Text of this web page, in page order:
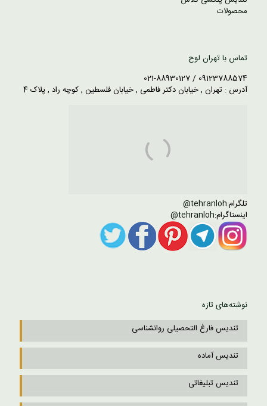
محصولات
تماس با تهران لوح
09123788574 / 021-88930127
آدرس : تهران , خیابان دکتر فاطمی , خیابان فلسطین , کوچه راد , پلاک 4
تلگرام:tehranloh@
اینستاگرام:tehranloh@
نوشته‌های تازه
تندیس فارغ التحصیلی روانشناسی
تندیس آماده
تندیس تبلیغاتی